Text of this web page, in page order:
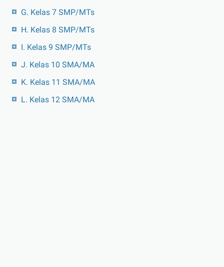
G. Kelas 7 SMP/MTs
H. Kelas 8 SMP/MTs
I. Kelas 9 SMP/MTs
J. Kelas 10 SMA/MA
K. Kelas 11 SMA/MA
L. Kelas 12 SMA/MA